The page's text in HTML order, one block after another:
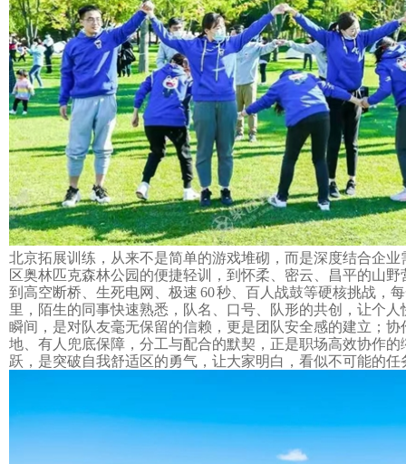
北京拓展训练 ，从来不是简单的游戏堆砌，而是深度结合企
区奥林匹克森林公园的便捷轻训，到怀柔、密云、昌平的山
到高空断桥、生死电网、极速 60 秒、百人战鼓等硬核挑战，
里，陌生的同事快速熟悉，队名、口号、队形的共创，让个
瞬间，是对队友毫无保留的信赖，更是团队安全感的建立；
地、有人兜底保障，分工与配合的默契，正是职场高效协作
跃，是突破自我舒适区的勇气，让大家明白，看似不可能的